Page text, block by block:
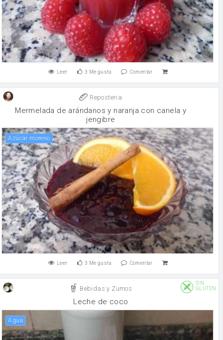
Leer 3 Me gusta Comentar
Reposteria
Mermelada de arándanos y naranja con canela y
jengibre
Azúcar moreno
Leer 3 Me gusta Comentar
Bebidas y Zumos
SIN
GLUTEN
Leche de coco
agua